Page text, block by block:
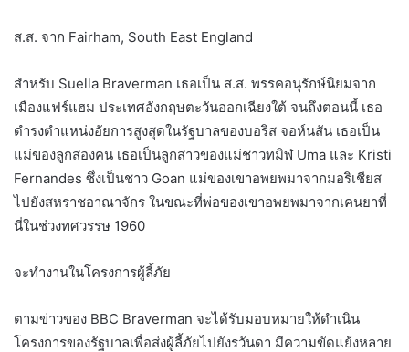
ส.ส. จาก Fairham, South East England
สำหรับ Suella Braverman เธอเป็น ส.ส. พรรคอนุรักษ์นิยมจาก
เมืองแฟร์แฮม ประเทศอังกฤษตะวันออกเฉียงใต้ จนถึงตอนนี้ เธอ
ดำรงตำแหน่งอัยการสูงสุดในรัฐบาลของบอริส จอห์นสัน เธอเป็น
แม่ของลูกสองคน เธอเป็นลูกสาวของแม่ชาวทมิฬ Uma และ Kristi
Fernandes ซึ่งเป็นชาว Goan แม่ของเขาอพยพมาจากมอริเชียส
ไปยังสหราชอาณาจักร ในขณะที่พ่อของเขาอพยพมาจากเคนยาที่
นี่ในช่วงทศวรรษ 1960
จะทำงานในโครงการผู้ลี้ภัย
ตามข่าวของ BBC Braverman จะได้รับมอบหมายให้ดำเนิน
โครงการของรัฐบาลเพื่อส่งผู้ลี้ภัยไปยังรวันดา มีความขัดแย้งหลาย